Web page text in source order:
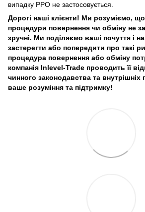
випадку РРО не застосовується.
Дорогі наші клієнти! Ми розуміємо,
процедури повернення чи обміну не
зручні. Ми поділяємо ваші почуття і
застерегти або попередити про такі
процедура повернення або обміну
компанія Inlevel-Trade проводить її
чинного законодавства та внутрішніх
ваше розуміння та підтримку!